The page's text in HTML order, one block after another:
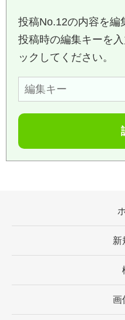
投稿No.12の内容を編
投稿時の編集キーを
ックしてください。
新
画